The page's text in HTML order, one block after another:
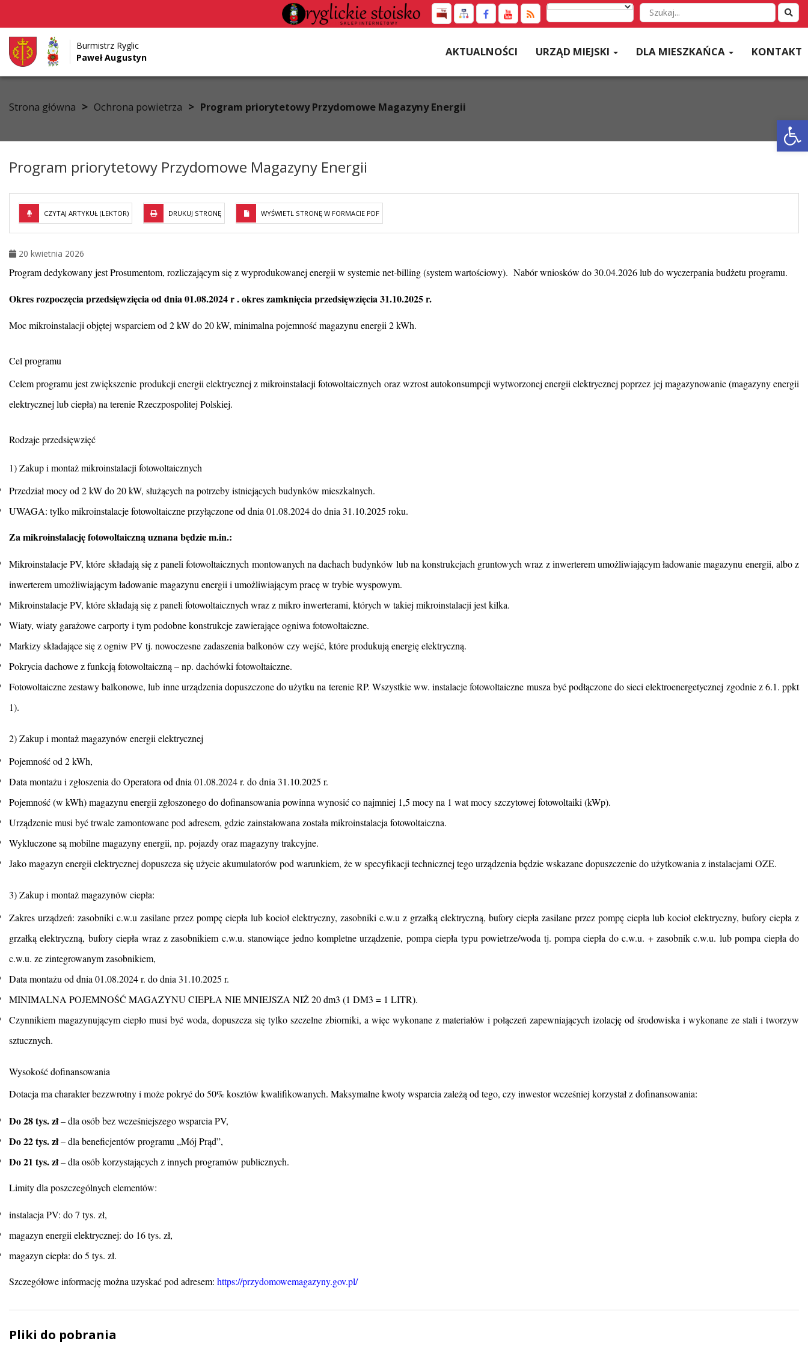
Przejdź do menu
Przejdź do głównej treści strony
Przejdź do stopki strony
Wyszukaj
w
Burmistrz Ryglic
Paweł Augustyn
AKTUALNOŚCI URZĄD MIEJSKI DLA MIESZKAŃCA KONTAKT
Strona główna > Ochrona powietrza > Program priorytetowy Przydomowe Magazyny Energii
Program priorytetowy Przydomowe Magazyny Energii
CZYTAJ ARTYKUŁ (LEKTOR) DRUKUJ STRONĘ WYŚWIETL STRONĘ W FORMACIE PDF
20 kwietnia 2026
Program dedykowany jest Prosumentom, rozliczającym się z wyprodukowanej energii w systemie net-billing (system wartościowy). Nabór wniosków do 30.04.2026 lub do wyczerpania budżetu programu.
Okres rozpoczęcia przedsięwzięcia od dnia 01.08.2024 r . okres zamknięcia przedsięwzięcia 31.10.2025 r.
Moc mikroinstalacji objętej wsparciem od 2 kW do 20 kW, minimalna pojemność magazynu energii 2 kWh.
Cel programu
Celem programu jest zwiększenie produkcji energii elektrycznej z mikroinstalacji fotowoltaicznych oraz wzrost autokonsumpcji wytworzonej energii elektrycznej poprzez jej magazynowanie (magazyny energii
elektrycznej lub ciepła) na terenie Rzeczpospolitej Polskiej.
Rodzaje przedsięwzięć
1) Zakup i montaż mikroinstalacji fotowoltaicznych
Przedział mocy od 2 kW do 20 kW, służących na potrzeby istniejących budynków mieszkalnych.
UWAGA: tylko mikroinstalacje fotowoltaiczne przyłączone od dnia 01.08.2024 do dnia 31.10.2025 roku.
Za mikroinstalację fotowoltaiczną uznana będzie m.in.:
Mikroinstalacje PV, które składają się z paneli fotowoltaicznych montowanych na dachach budynków lub na konstrukcjach gruntowych wraz z inwerterem umożliwiającym ładowanie magazynu energii, albo z
inwerterem umożliwiającym ładowanie magazynu energii i umożliwiającym pracę w trybie wyspowym.
Mikroinstalacje PV, które składają się z paneli fotowoltaicznych wraz z mikro inwerterami, których w takiej mikroinstalacji jest kilka.
Wiaty, wiaty garażowe carporty i tym podobne konstrukcje zawierające ogniwa fotowoltaiczne.
Markizy składające się z ogniw PV tj. nowoczesne zadaszenia balkonów czy wejść, które produkują energię elektryczną.
Pokrycia dachowe z funkcją fotowoltaiczną – np. dachówki fotowoltaiczne.
Fotowoltaiczne zestawy balkonowe, lub inne urządzenia dopuszczone do użytku na terenie RP. Wszystkie ww. instalacje fotowoltaiczne musza być podłączone do sieci elektroenergetycznej zgodnie z 6.1. ppkt
1).
2) Zakup i montaż magazynów energii elektrycznej
Pojemność od 2 kWh,
Data montażu i zgłoszenia do Operatora od dnia 01.08.2024 r. do dnia 31.10.2025 r.
Pojemność (w kWh) magazynu energii zgłoszonego do dofinansowania powinna wynosić co najmniej 1,5 mocy na 1 wat mocy szczytowej fotowoltaiki (kWp).
Urządzenie musi być trwale zamontowane pod adresem, gdzie zainstalowana została mikroinstalacja fotowoltaiczna.
Wykluczone są mobilne magazyny energii, np. pojazdy oraz magazyny trakcyjne.
Jako magazyn energii elektrycznej dopuszcza się użycie akumulatorów pod warunkiem, że w specyfikacji technicznej tego urządzenia będzie wskazane dopuszczenie do użytkowania z instalacjami OZE.
3) Zakup i montaż magazynów ciepła:
Zakres urządzeń: zasobniki c.w.u zasilane przez pompę ciepła lub kocioł elektryczny, zasobniki c.w.u z grzałką elektryczną, bufory ciepła zasilane przez pompę ciepła lub kocioł elektryczny, bufory ciepła z
grzałką elektryczną, bufory ciepła wraz z zasobnikiem c.w.u. stanowiące jedno kompletne urządzenie, pompa ciepła typu powietrze/woda tj. pompa ciepła do c.w.u. + zasobnik c.w.u. lub pompa ciepła do
c.w.u. ze zintegrowanym zasobnikiem,
Data montażu od dnia 01.08.2024 r. do dnia 31.10.2025 r.
MINIMALNA POJEMNOŚĆ MAGAZYNU CIEPŁA NIE MNIEJSZA NIŻ 20 dm3 (1 DM3 = 1 LITR).
Czynnikiem magazynującym ciepło musi być woda, dopuszcza się tylko szczelne zbiorniki, a więc wykonane z materiałów i połączeń zapewniających izolację od środowiska i wykonane ze stali i tworzyw
sztucznych.
Wysokość dofinansowania
Dotacja ma charakter bezzwrotny i może pokryć do 50% kosztów kwalifikowanych. Maksymalne kwoty wsparcia zależą od tego, czy inwestor wcześniej korzystał z dofinansowania:
Do 28 tys. zł– dla osób bez wcześniejszego wsparcia PV,
Do 22 tys. zł– dla beneficjentów programu „Mój Prąd”,
Do 21 tys. zł– dla osób korzystających z innych programów publicznych.
Limity dla poszczególnych elementów:
instalacja PV: do 7 tys. zł,
magazyn energii elektrycznej: do 16 tys. zł,
magazyn ciepła: do 5 tys. zł.
Szczegółowe informację można uzyskać pod adresem: https://przydomowemagazyny.gov.pl/
Pliki do pobrania